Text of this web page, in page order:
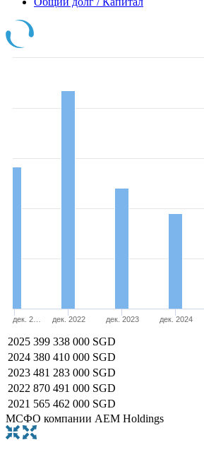
дек. 2… дек. 2022 дек. 2023 дек. 2024
2025 399 338 000 SGD
2024 380 410 000 SGD
2023 481 283 000 SGD
2022 870 491 000 SGD
2021 565 462 000 SGD
МСФО компании AEM Holdings